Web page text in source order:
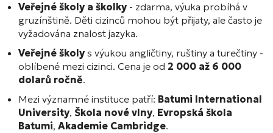
Veřejné školy a školky - zdarma, výuka probíhá v
gruzínštině. Děti cizinců mohou být přijaty, ale často je
vyžadována znalost jazyka.
Veřejné školy s výukou angličtiny, ruštiny a turečtiny -
oblíbené mezi cizinci. Cena je od 2 000 až 6 000
dolarů ročně.
Mezi významné instituce patří: Batumi International
University, Škola nové vlny, Evropská škola
Batumi, Akademie Cambridge.